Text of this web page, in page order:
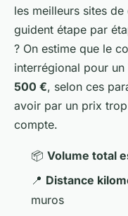
les meilleurs sites
guident étape par
? On estime que le
interrégional pour
500 €, selon ces
avoir par un prix
compte.
📦 Volume total
📍 Distance
muros